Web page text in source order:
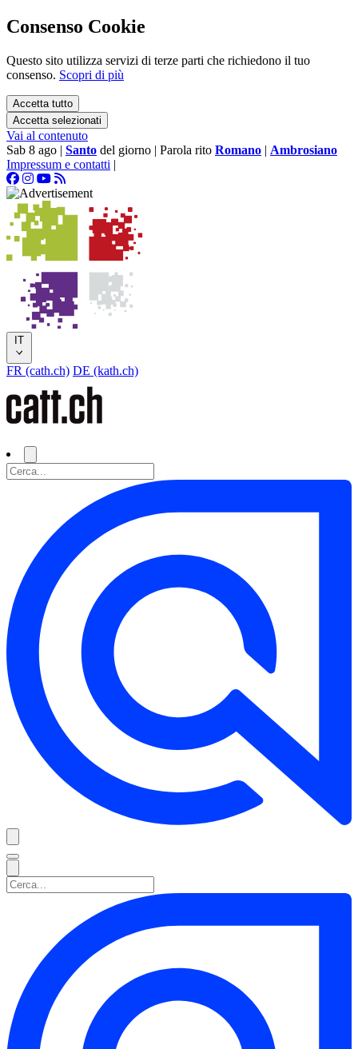
Consenso Cookie
Questo sito utilizza servizi di terze parti che richiedono il tuo
consenso. Scopri di più
Accetta tutto
Accetta selezionati
Vai al contenuto
Sab 8 ago | Santo del giorno | Parola rito Romano | Ambrosiano
Impressum e contatti |
IT
FR (cath.ch) DE (kath.ch)